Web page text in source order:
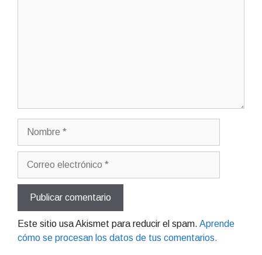
Este sitio usa Akismet para reducir el spam. Aprende
cómo se procesan los datos de tus comentarios.